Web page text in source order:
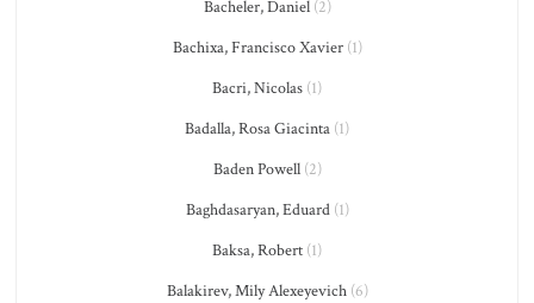
Bacheler, Daniel(2)
Bachixa, Francisco Xavier(1)
Bacri, Nicolas (1)
Badalla, Rosa Giacinta (1)
Baden Powell(2)
Baghdasaryan, Eduard(1)
Baksa, Robert (1)
Balakirev, Mily Alexeyevich(6)